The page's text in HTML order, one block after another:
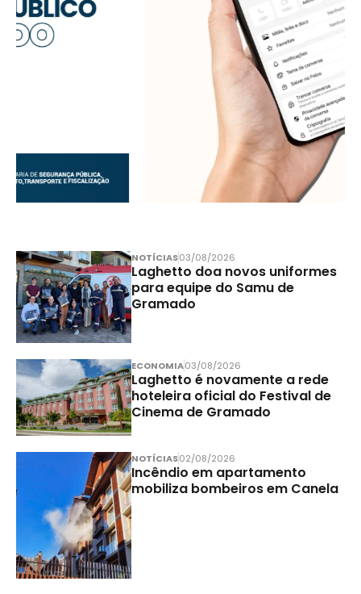
NOTÍCIAS03/08/2026
Laghetto doa novos uniformes
para equipe do Samu de
Gramado
ECONOMIA03/08/2026
Laghetto é novamente a rede
hoteleira oficial do Festival de
Cinema de Gramado
NOTÍCIAS02/08/2026
Incêndio em apartamento
mobiliza bombeiros em Canela